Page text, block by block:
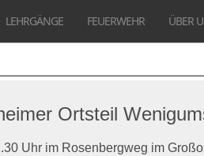
LEHRGÄNGE FEUERWEHR ÜBER
Ortsteil
Uhr im Rosenbergweg im